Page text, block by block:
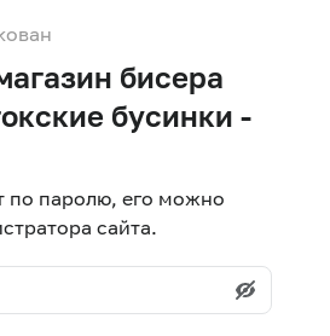
бисера
бусинки -
по паролю, его можно
сайта.